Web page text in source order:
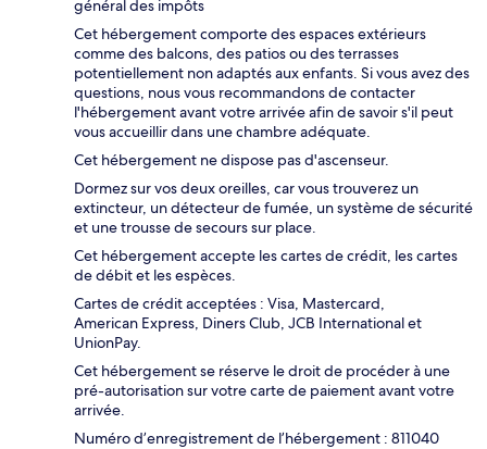
général des impôts
Cet hébergement comporte des espaces extérieurs
comme des balcons, des patios ou des terrasses
potentiellement non adaptés aux enfants. Si vous avez des
questions, nous vous recommandons de contacter
l'hébergement avant votre arrivée afin de savoir s'il peut
vous accueillir dans une chambre adéquate.
Cet hébergement ne dispose pas d'ascenseur.
Dormez sur vos deux oreilles, car vous trouverez un
extincteur, un détecteur de fumée, un système de sécurité
et une trousse de secours sur place.
Cet hébergement accepte les cartes de crédit, les cartes
de débit et les espèces.
Cartes de crédit acceptées : Visa, Mastercard,
American Express, Diners Club, JCB International et
UnionPay.
Cet hébergement se réserve le droit de procéder à une
pré-autorisation sur votre carte de paiement avant votre
arrivée.
Numéro d’enregistrement de l’hébergement : 811040